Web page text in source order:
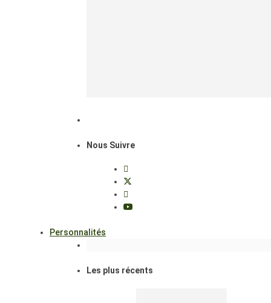
Nous Suivre
Personnalités
Les plus récents